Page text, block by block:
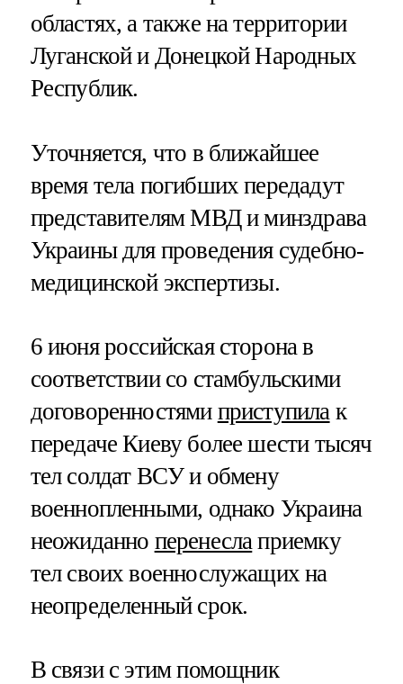
областях, а также на территории
Луганской и Донецкой Народных
Республик.
Уточняется, что в ближайшее
время тела погибших передадут
представителям МВД и минздрава
Украины для проведения судебно-
медицинской экспертизы.
6 июня российская сторона в
соответствии со стамбульскими
договоренностями приступила к
передаче Киеву более шести тысяч
тел солдат ВСУ и обмену
военнопленными, однако Украина
неожиданно перенесла приемку
тел своих военнослужащих на
неопределенный срок.
В связи с этим помощник